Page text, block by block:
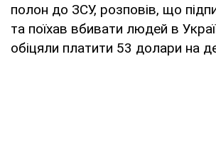
полон до ЗСУ, розповів, що
та поїхав вбивати людей в
обіцяли платити 53 долари на